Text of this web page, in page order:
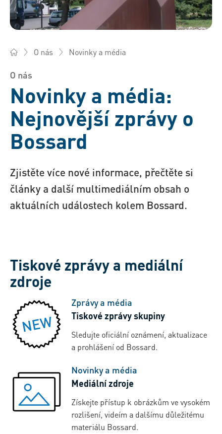
O nás Novinky a média
O nás
Novinky a média:
Nejnovější zprávy o
Bossard
Zjistěte více nové informace, přečtěte si
články a další multimediálním obsah o
aktuálních událostech kolem Bossard.
Tiskové zprávy a mediální
zdroje
Zprávy a média
Tiskové zprávy skupiny
Sledujte oficiální oznámení, aktualizace
a prohlášení od Bossard.
Novinky a média
Mediální zdroje
Získejte přístup k obrázkům ve vysokém
rozlišení, videím a dalšímu důležitému
materiálu Bossard.